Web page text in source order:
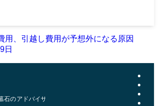
用、引越し費用が予想外になる原因
日
石のアドバイザー | おおきた石材店